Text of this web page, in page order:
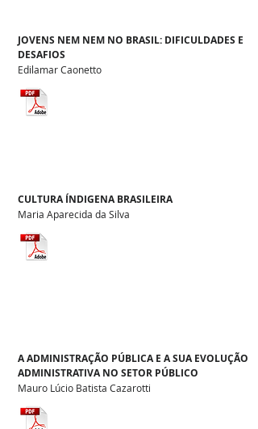
Edilamar Caonetto
JOVENS NEM NEM NO BRASIL: DIFICULDADES E
DESAFIOS
Maria Aparecida da Silva
CULTURA ÍNDIGENA BRASILEIRA
Mauro Lúcio Batista Cazarotti
A ADMINISTRAÇÃO PÚBLICA E A SUA EVOLUÇÃO
ADMINISTRATIVA NO SETOR PÚBLICO